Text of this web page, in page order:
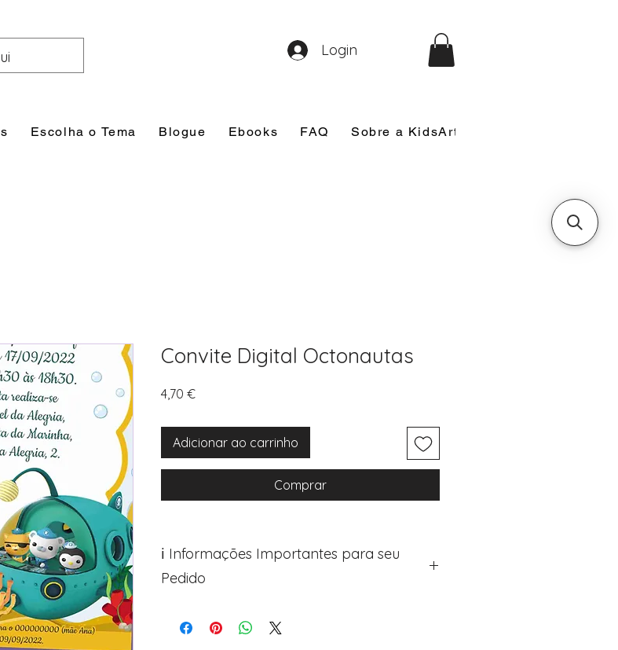
Escolha o Tema Blogue Ebooks FAQ Sobre a KidsArt
Login
Convite Digital Octonautas
4,70 €Preço
Adicionar ao carrinho
Comprar
ℹ️ Informações Importantes para seu
Pedido
Avance para a página de checkout (próximo passo